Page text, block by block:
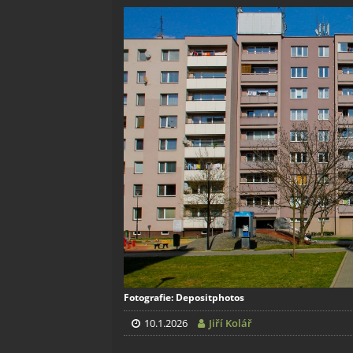
Fotografie: Depositphotos
10.1.2026 Jiří Kolář